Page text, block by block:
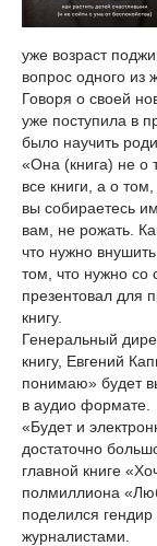
уже возраст
вопрос одного из
Говоря о своей
уже поступила в
было научить
«Она (книга) не о
все книги, а о
вы собираетесь
вам, не рожать.
что нужно
том, что нужно со
презентовал для
книгу.
Генеральный
книгу, Евгений
понимаю» будет
в аудио формате.
«Будет и
достаточно
главной книге
полмиллиона
поделился
журналистами.